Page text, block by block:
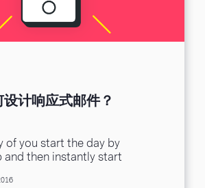
计响应式邮件？
of you start the day by
and then instantly start